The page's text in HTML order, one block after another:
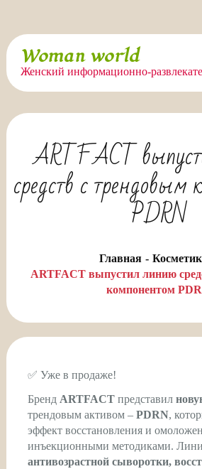
Перейти
содержимому
Woman world
Женский информационно-
ARTFACT
средств с трендовым
PDRN
Главная
ARTFACT выпустил линию
компонентом
✅ Уже в продаже!
Бренд ARTFACTпредставил
трендовым активом – PDRN,
эффект восстановления и
инъекционными методиками.
антивозрастной сыворотки,